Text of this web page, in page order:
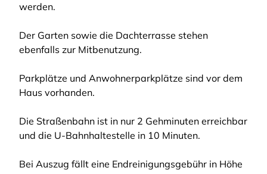
werden.
Der Garten sowie die Dachterrasse stehen
ebenfalls zur Mitbenutzung.
Parkplätze und Anwohnerparkplätze sind vor dem
Haus vorhanden.
Die Straßenbahn ist in nur 2 Gehminuten erreichbar
und die U-Bahnhaltestelle in 10 Minuten.
Bei Auszug fällt eine Endreinigungsgebühr in Höhe